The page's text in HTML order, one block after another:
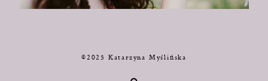
©2025 Katarzyna Myślińska